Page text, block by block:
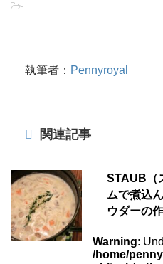
-
執筆者： Pennyroyal
関連記事
STAUB（
ムで煮込
ウダーの
Warning:
/home/